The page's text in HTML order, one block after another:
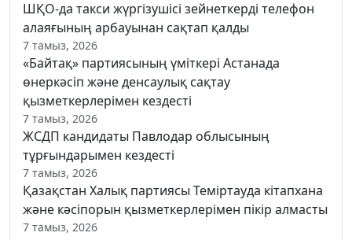
ШҚО-да такси жүргізушісі зейнеткерді телефон
алаяғының арбауынан сақтап қалды
7 тамыз, 2026
«Байтақ» партиясының үміткері Астанада
өнеркәсіп және денсаулық сақтау
қызметкерлерімен кездесті
7 тамыз, 2026
ЖСДП кандидаты Павлодар облысының
тұрғындарымен кездесті
7 тамыз, 2026
Қазақстан Халық партиясы Теміртауда кітапхана
және кәсіпорын қызметкерлерімен пікір алмасты
7 тамыз, 2026